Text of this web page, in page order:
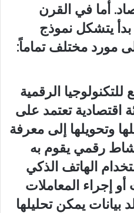
أما في القرن
يتشكل نموذج
مورد مختلف تماماً:
للتكنولوجيا الرقمية
اقتصادية تعتمد على
وتحويلها إلى معرفة
رقمي يقوم به
الهاتف الذكي
إجراء المعاملات
بيانات يمكن تحليلها